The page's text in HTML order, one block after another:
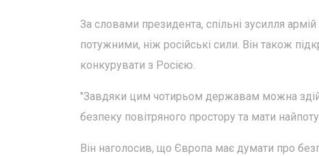
За словами президента, спільні зусилля
потужними, ніж російські сили. Він також
конкурувати з Росією.
"Завдяки цим чотирьом державам можна
безпеку повітряного простору та мати
Він наголосив, що Європа має думати про